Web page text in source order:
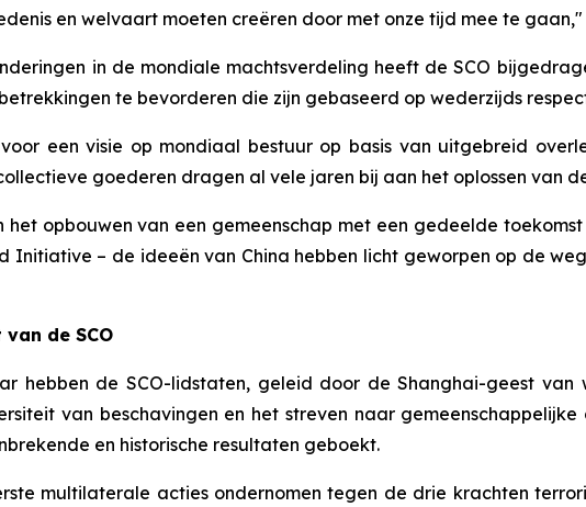
en welvaart moeten creëren door met onze tijd mee te gaan,"
in de mondiale machtsverdeling heeft de SCO
te bevorderen die zijn gebaseerd op wederzijds
een visie op mondiaal bestuur op basis van uitgebreid
goederen dragen al vele jaren bij aan het oplossen van
het opbouwen van een gemeenschap met een gedeelde
Initiative – de ideeën van China hebben licht geworpen op de
de SCO
hebben de SCO-lidstaten, geleid door de Shanghai-geest
van beschavingen en het streven naar
en historische resultaten geboekt.
multilaterale acties ondernomen tegen de drie krachten